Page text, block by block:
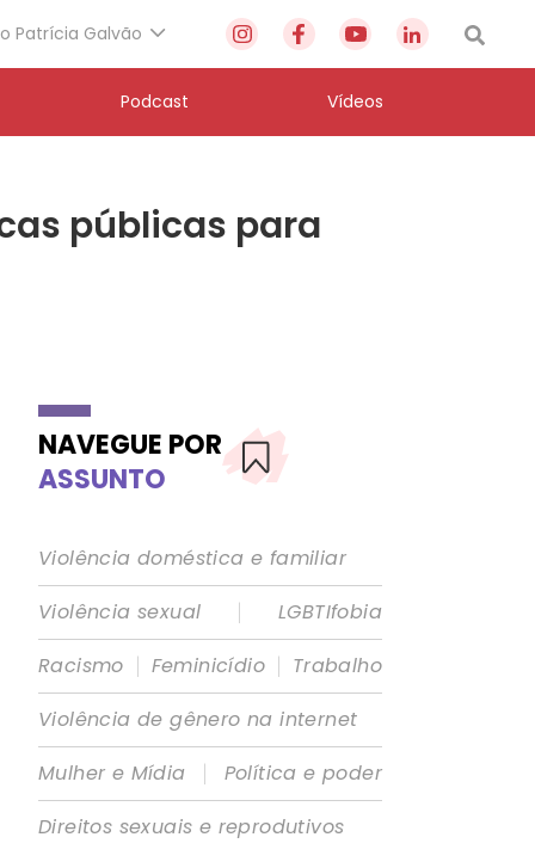
Patrícia Galvão
Podcast Vídeos
públicas para
NAVEGUE POR
ASSUNTO
Violência doméstica e familiar
Violência sexual
|
LGBTIfobia
Racismo | Feminicídio | Trabalho
Violência de gênero na internet
Mulher e Mídia
|
Política e poder
Direitos sexuais e reprodutivos